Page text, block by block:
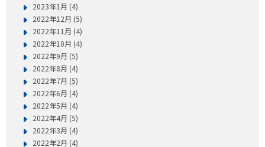
2023年1月 (4)
2022年12月 (5)
2022年11月 (4)
2022年10月 (4)
2022年9月 (5)
2022年8月 (4)
2022年7月 (5)
2022年6月 (4)
2022年5月 (4)
2022年4月 (5)
2022年3月 (4)
2022年2月 (4)